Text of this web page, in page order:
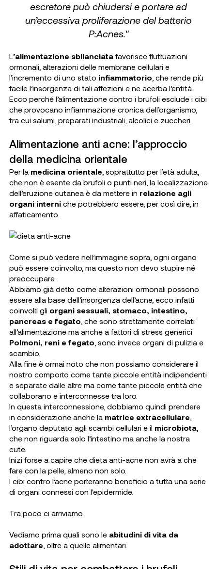
escretore può chiudersi e portare ad
un’eccessiva proliferazione del batterio
P:Acnes."
L’alimentazione sbilanciatafavorisce fluttuazioni
ormonali, alterazioni delle membrane cellulari e
l’incremento di uno stato infiammatorio , che rende più
facile l’insorgenza di tali affezioni e ne acerba l’entità.
Ecco perché l’alimentazione contro i brufoli esclude i cibi
che provocano infiammazione cronica dell’organismo,
tra cui salumi, preparati industriali, alcolici e zuccheri.
Alimentazione anti acne: l’approccio
della medicina orientale
Per la medicina orientale , soprattutto per l’età adulta,
che non è esente da brufoli o punti neri, la localizzazione
dell’eruzione cutanea è da mettere in relazione agli
organi interniche potrebbero essere, per così dire, in
affaticamento.
Come si può vedere nell’immagine sopra, ogni organo
può essere coinvolto, ma questo non devo stupire né
preoccupare.
Abbiamo già detto come alterazioni ormonali possono
essere alla base dell’insorgenza dell’acne, ecco infatti
coinvolti gli organi sessuali, stomaco, intestino,
pancreas e fegato , che sono strettamente correlati
all’alimentazione ma anche a fattori di stress generici.
Polmoni, reni e fegato , sono invece organi di pulizia e
scambio.
Alla fine è ormai noto che non possiamo considerare il
nostro comporto come tante piccole entità indipendenti
e separate dalle altre ma come tante piccole entità che
collaborano e interconnesse tra loro.
In questa interconnessione, dobbiamo quindi prendere
in considerazione anche lamatrice extracellulare
l’organo deputato agli scambi cellulari e il microbiota,
che non riguarda solo l’intestino ma anche la nostra
cute.
Inizi forse a capire che dieta anti-acne non avrà a che
fare con la pelle, almeno non solo.
I cibi contro l’acne porteranno beneficio a tutta una serie
di organi connessi con l'epidermide.
Tra poco ci arriviamo.
Vediamo prima quali sono leabitudini di vita da
adottare , oltre a quelle alimentari.